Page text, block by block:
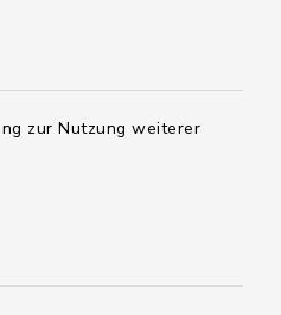
zur Nutzung weiterer
Isar Loisachtal eG
9543 0001 0005 00